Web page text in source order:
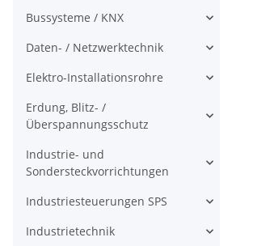
Bussysteme / KNX
Daten- / Netzwerktechnik
Elektro-Installationsrohre
Erdung, Blitz- /
Überspannungsschutz
Industrie- und
Sondersteckvorrichtungen
Industriesteuerungen SPS
Industrietechnik